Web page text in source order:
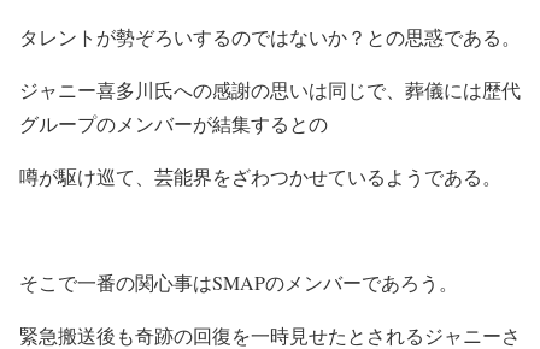
タレントが勢ぞろいするのではないか？との思惑である。
ジャニー喜多川氏への感謝の思いは同じで、葬儀には歴代
グループのメンバーが結集するとの
噂が駆け巡て、芸能界をざわつかせているようである。
そこで一番の関心事はSMAPのメンバーであろう。
緊急搬送後も奇跡の回復を一時見せたとされるジャニーさ